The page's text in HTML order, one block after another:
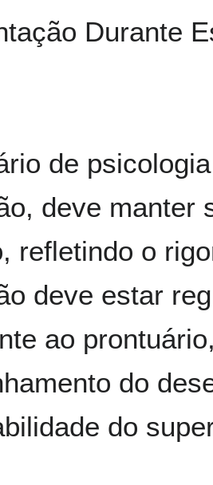
Durante
de
deve manter
refletindo o
deve estar
ao
do
do